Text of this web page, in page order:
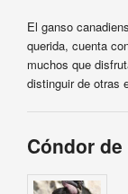
El ganso
querida, cuenta
muchos que
distinguir de otras
Cóndor